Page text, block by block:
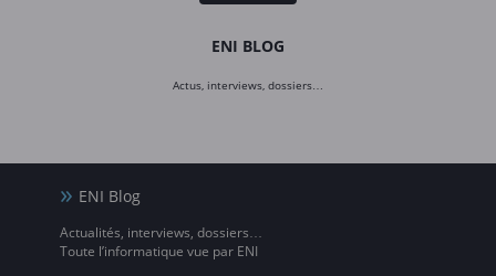
ENI BLOG
Actus, interviews, dossiers…
ENI Blog
Actualités, interviews, dossiers…
Toute l’informatique vue par ENI